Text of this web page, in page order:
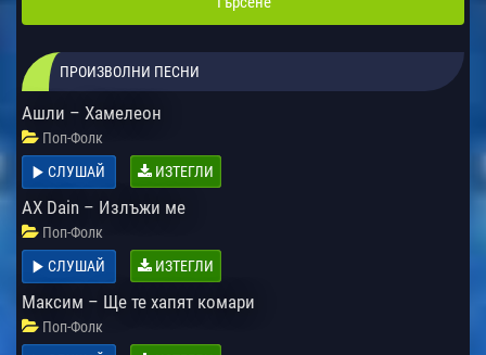
ПРОИЗВОЛНИ ПЕСНИ
Ашли – Хамелеон
Поп-Фолк
СЛУШАЙ
ИЗТЕГЛИ
AX Dain – Излъжи ме
Поп-Фолк
СЛУШАЙ
ИЗТЕГЛИ
Максим – Ще те хапят комари
Поп-Фолк